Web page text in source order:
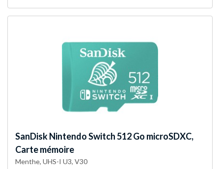
SanDiskNintendo Switch 512 Go microSDXC,
Carte mémoire
Menthe, UHS-I U3, V30